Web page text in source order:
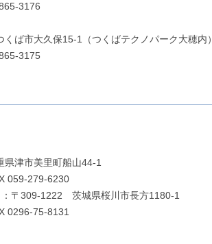
3176
ば市大久保15-1（つくばテクノパーク大穂内）
3175
津市美里町船山44-1
279-6230
：〒309-1222 茨城県桜川市長方1180-1
75-8131